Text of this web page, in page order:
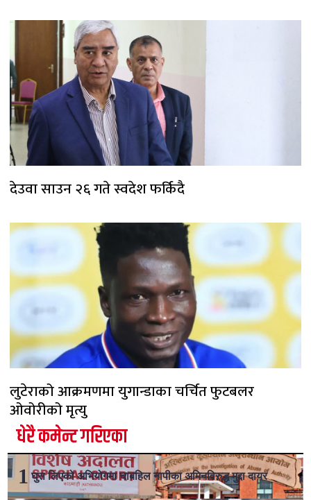
देउवा साउन २६ गते स्वदेश फर्किदै
लुटेराको आक्रमणमा युगान्डाका चर्चित फुटबलर
ओवोरीको मृत्यु
धेरै कमेन्ट गरिएका
घुस लिएको अभियोगमा चाबहिल नापीका अमिनविरुद्ध मुद्दा दायर